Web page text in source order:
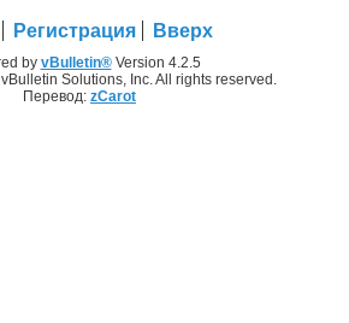
Регистрация Вверх
by vBulletin®Version 4.2.5
Solutions, Inc. All rights reserved.
Перевод: zCarot